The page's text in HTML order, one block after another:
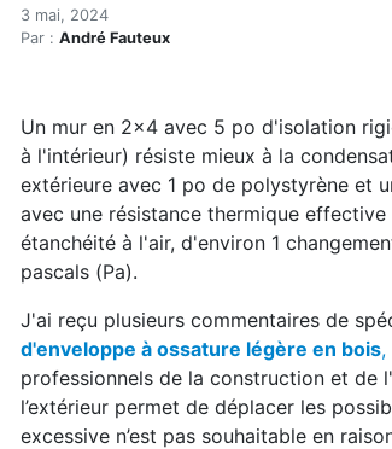
Accueil
Articles
Le « mur parfait »
3 mai, 2024
Par : André Fauteux
Un mur en 2x4 avec 5 po d'isolation
à l'intérieur) résiste mieux à la
extérieure avec 1 po de polystyrène et
avec une résistance thermique
étanchéité à l'air, d'environ 1
pascals (Pa).
J'ai reçu plusieurs commentaires de
d'enveloppe à ossature légère en bois,
professionnels de la construction et de
l’extérieur permet de déplacer les
excessive n’est pas souhaitable en